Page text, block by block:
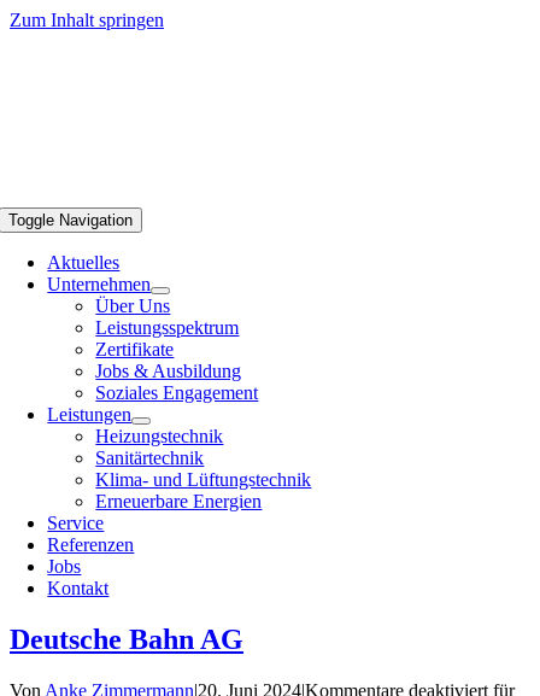
Zum Inhalt springen
Toggle Navigation
Aktuelles
Unternehmen
Über Uns
Leistungsspektrum
Zertifikate
Jobs & Ausbildung
Soziales Engagement
Leistungen
Heizungstechnik
Sanitärtechnik
Klima- und Lüftungstechnik
Erneuerbare Energien
Service
Referenzen
Jobs
Kontakt
Deutsche Bahn AG
Von Anke Zimmermann|20. Juni 2024|Kommentare deaktiviert für